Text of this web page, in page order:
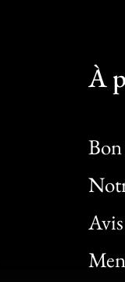
À
Bon
Clic